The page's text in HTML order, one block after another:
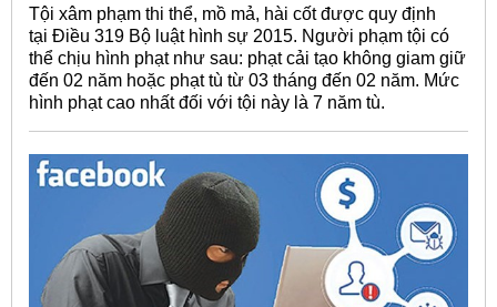
Tội xâm phạm thi thể, mồ mả, hài cốt được quy định
tại Điều 319 Bộ luật hình sự 2015. Người phạm tội có
thể chịu hình phạt như sau: phạt cải tạo không giam giữ
đến 02 năm hoặc phạt tù từ 03 tháng đến 02 năm. Mức
hình phạt cao nhất đối với tội này là 7 năm tù.